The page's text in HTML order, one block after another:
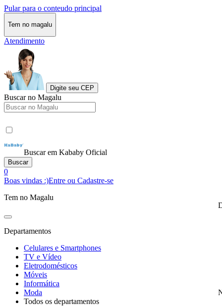
Pular para o conteudo principal
Tem no magalu
Atendimento
Digite seu CEP
Buscar no Magalu
Buscar em Kababy Oficial
Buscar
0
Boas vindas :)Entre ou Cadastre-se
Tem no Magalu
Departamentos
Celulares e Smartphones
TV e Vídeo
Eletrodomésticos
Móveis
Informática
Moda
Todos os departamentos